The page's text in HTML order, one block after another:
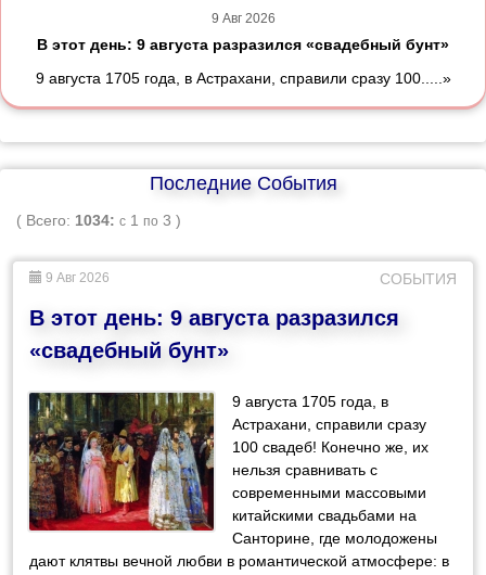
9 Авг 2026
В этот день: 9 августа разразился «свадебный бунт»
9 августа 1705 года, в Астрахани, справили сразу 100.....»
Последние События
( Всего: 1034: с 1 по 3 )
9 Авг 2026 СОБЫТИЯ
В этот день: 9 августа разразился
«свадебный бунт»
9 августа 1705 года, в
Астрахани, справили сразу
100 свадеб! Конечно же, их
нельзя сравнивать с
современными массовыми
китайскими свадьбами на
Санторине, где молодожены
дают клятвы вечной любви в романтической атмосфере: в